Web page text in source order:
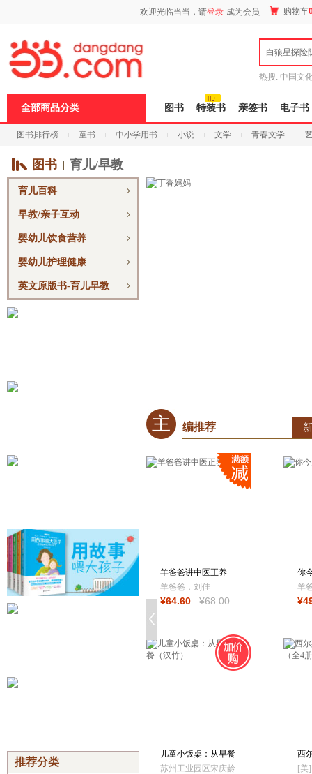
欢迎光临当当，请登录 成为会员 购物车
白狼星探险
热搜: 中国文
全部商品分类 图书 特装书 亲签书 电子书
图书排行榜 童书 中小学用书 小说 文学 青春文学
进口原版 电子书
图书 育儿/早教
育儿百科
早教/亲子互动
婴幼儿饮食营养
婴幼儿护理健康
英文原版书-育儿早教
推荐分类
主 编推荐
羊爸爸讲中医正养
羊爸爸，刘佳
¥64.60 ¥68.00
你
足
羊
¥
儿童小饭桌：从早餐
到晚餐（汉竹）
苏州工业园区宋庆龄
西
绘
[美
页
Ctrl